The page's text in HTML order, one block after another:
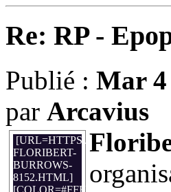
Re: RP -
Publié : Mar 4
par Arcavius
[URL=HTTPS://
FLORIBERT-
BURROWS-
8152.HTML]